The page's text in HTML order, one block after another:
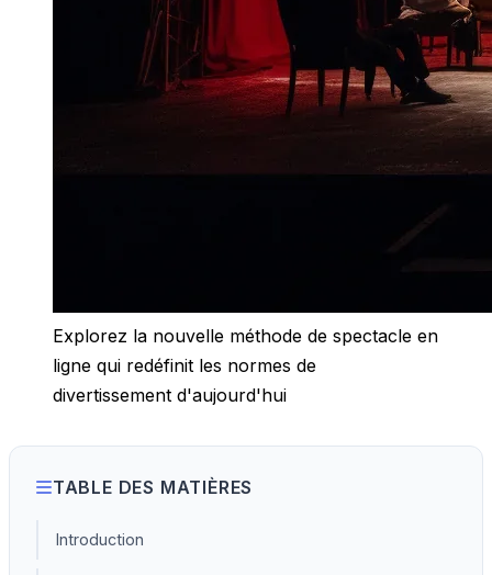
Explorez la nouvelle méthode de spectacle en
ligne qui redéfinit les normes de
divertissement d'aujourd'hui
TABLE DES MATIÈRES
Introduction